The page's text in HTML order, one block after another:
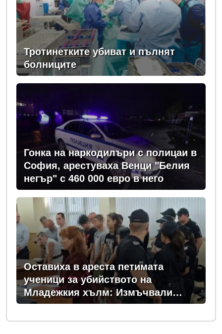
Тротинетките убиват и пълнят
болниците
Гонка на наркодилъри с полицаи в
София, арестуваха Венци "Белия
негър" с 460 000 евро в него
Оставиха в ареста петимата
ученици за убийството на
Младежкия хълм: Измъчвали
Георги час, гаврили се с него и го
обрали